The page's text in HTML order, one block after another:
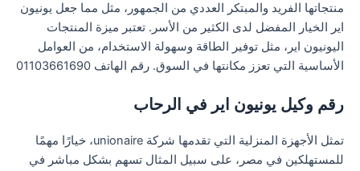
منتجاتها الفريد والمبتكر العددي من الجمهور، مثل مما جعل يونيون
اير الخيار المفضل لدى الكثير من الأسر. تعتبر ميزة المنتجات
اليونيون اير، مثل توفير الطاقة وسهولة الاستخدام، من العوامل
الأساسية التي تعزز مكانتها في السوق. رقم الهاتف 01103661690
رقم وكيل يونيون اير في الرحاب
تمثل الأجهزة المنزلية التي تقدمها شركة unionaire، خيارًا مهمًا
للمستهلكين في مصر، على سبيل المثال تسهم بشكل مباشر في